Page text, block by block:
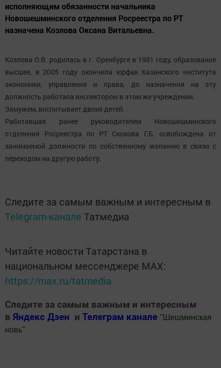
исполняющим обязанности начальника
Новошешминского отделения Росреестра по РТ
назначена Козлова Оксана Витальевна.
Козлова О.В. родилась в г. Оренбурге в 1981 году, образование
высшее, в 2005 году окончила юрфак Казанского института
экономики, управления и права, до назначения на эту
должность работала инспектором в этом же учреждении.
Замужем, воспитывает двоих детей.
Работавшая ранее руководителем Новошешминского
отделения Росреестра по РТ Скокова Г.Б. освобождена от
занимаемой должности по собственному желанию в связи с
переходом на другую работу.
Следите за самым важным и интересным в
Telegram-канале Татмедиа
Читайте новости Татарстана в
национальном мессенджере MАХ:
https://max.ru/tatmedia
Следите за самым важным и интересным
в Яндекс Дзен и Телеграм канале " Шешминская
новь"